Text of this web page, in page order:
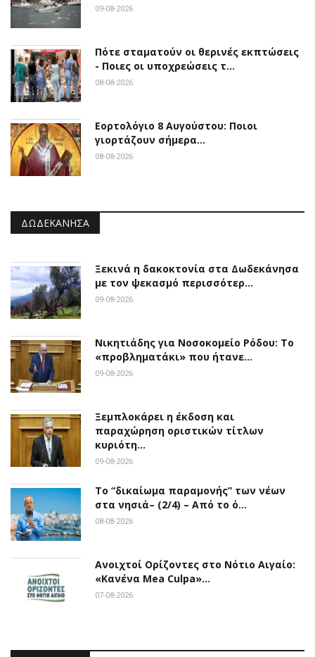
09-08-2026
Πότε σταματούν οι θερινές εκπτώσεις
- Ποιες οι υποχρεώσεις τ…
08-08-2026
Εορτολόγιο 8 Αυγούστου: Ποιοι
γιορτάζουν σήμερα…
08-08-2026
ΔΩΔΕΚΆΝΗΣΑ
Ξεκινά η δακοκτονία στα Δωδεκάνησα
με τον ψεκασμό περισσότερ…
09-08-2026
Νικητιάδης για Νοσοκομείο Ρόδου: Το
«προβληματάκι» που ήτανε…
09-08-2026
Ξεμπλοκάρει η έκδοση και
παραχώρηση οριστικών τίτλων
κυριότη…
09-08-2026
Το “δικαίωμα παραμονής” των νέων
στα νησιά– (2/4) – Από το ό…
08-08-2026
Ανοιχτοί Ορίζοντες στο Νότιο Αιγαίο:
«Κανένα Mea Culpa»…
07-08-2026